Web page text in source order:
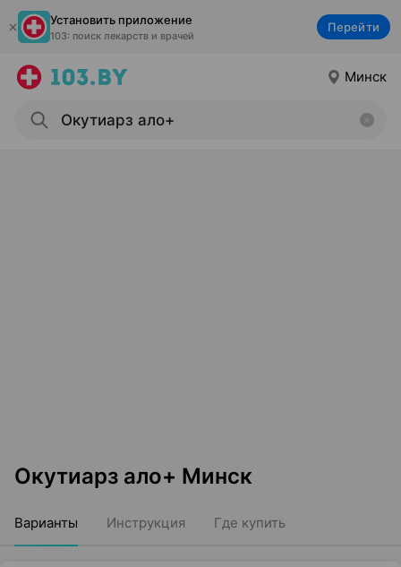
Установить приложение
103: поиск лекарств и врачей
Перейти
Минск
Окутиарз ало+ Минск
Варианты Инструкция Где купить